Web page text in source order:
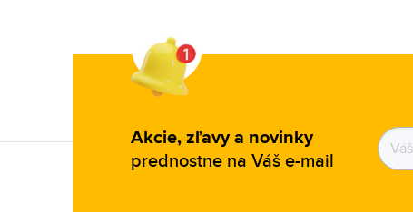
Akcie, zľavy a novinky
prednostne na Váš e-mail